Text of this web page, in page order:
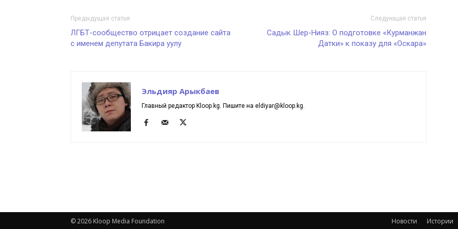
Предыдущая статья
ЛГБТ-сообщество отрицает создание сайта
с именем депутата Бакира уулу
Следующая статья
Садык Шер-Нияз: О подготовке «Курманжан
Датки» к показу для «Оскара»
Эльдияр Арыкбаев
Главный редактор Kloop.kg. Пишите на eldiyar@kloop.kg.
Новости Истории
© 2026 Kloop Media Foundation